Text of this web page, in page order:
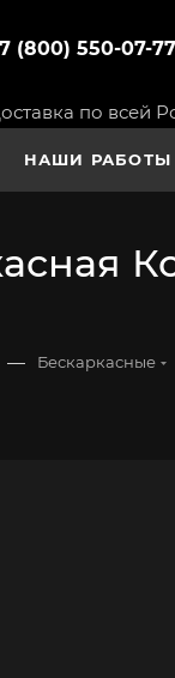
(800) 550-07-77
по всей
НАШИ РАБОТЫ
— Бескаркасные